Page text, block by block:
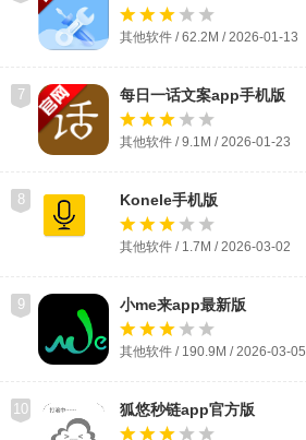
其他软件 / 62.2M / 2026-01-13
7 每日一话文案app手机版
其他软件 / 9.1M / 2026-01-23
8 Konele手机版
其他软件 / 1.7M / 2026-03-02
9 小me来app最新版
其他软件 / 190.9M / 2026-03-05
10
狐悠秒链app官方版